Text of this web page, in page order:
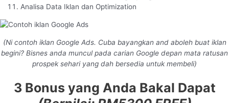
Analisa Data Iklan dan Optimization
(Ni contoh iklan Google Ads. Cuba bayangkan and aboleh buat iklan
begini? Bisnes anda muncul pada carian Google depan mata ratusan
prospek sehari yang dah bersedia untuk membeli)
3 Bonus yang Anda Bakal Dapat